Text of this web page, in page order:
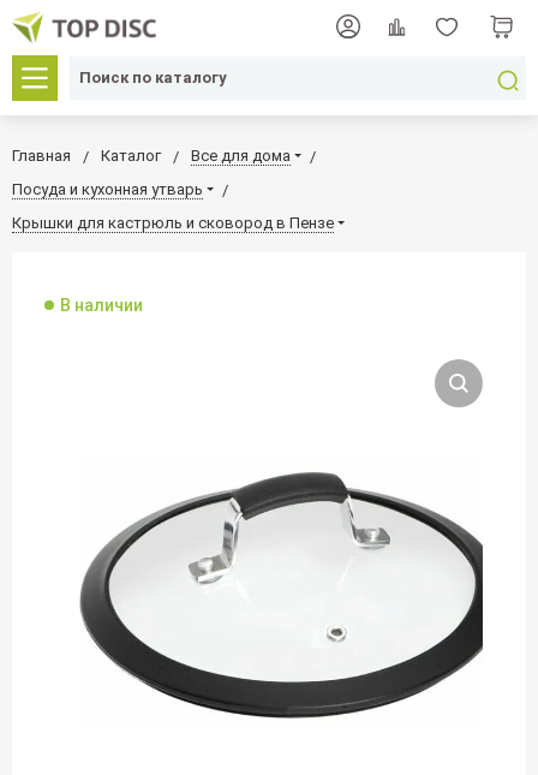
Главная Каталог
Все для дома
Посуда и кухонная утварь
Крышки для кастрюль и сковород в Пензе
В наличии